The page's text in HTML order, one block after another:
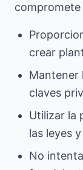
compromete
crear
Mantener
claves
Utilizar la
las leyes
No